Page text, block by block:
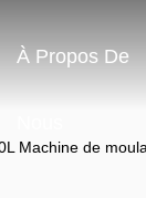
À Propos De
Machine de